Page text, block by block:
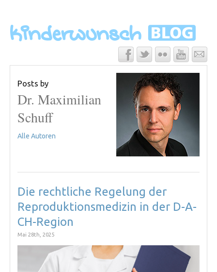
Posts by
Dr. Maximilian
Schuff
Alle Autoren
Die rechtliche Regelung der
Reproduktionsmedizin in der D-A-
CH-Region
Mai 28th, 2025